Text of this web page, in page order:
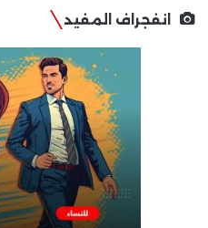
انفجراف المفيد